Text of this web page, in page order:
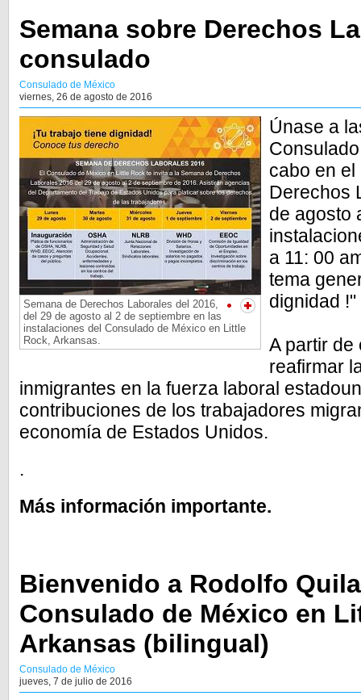
Semana sobre Derechos
consulado
Consulado de México
viernes, 26 de agosto de 2016
Semana de Derechos Laborales del 2016,
del 29 de agosto al 2 de septiembre en las
instalaciones del Consulado de México en Little
Rock, Arkansas.
Únase a
cabo en
Derechos
de agosto
a 11: 00
tema
dignidad
A partir de
reafirmar
inmigrantes en la fuerza laboral
contribuciones de los trabajadores
economía de Estados Unidos.
.
Más información importante.
Bienvenido a Rodolfo
Consulado de México en
Arkansas (bilingual)
Consulado de México
jueves, 7 de julio de 2016